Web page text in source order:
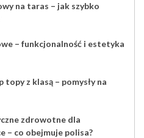
na taras – jak szybko
– funkcjonalność i estetyka
z klasą – pomysły na
zdrowotne dla
– co obejmuje polisa?